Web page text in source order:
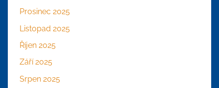
Prosinec 2025
Listopad 2025
Říjen 2025
Září 2025
Srpen 2025